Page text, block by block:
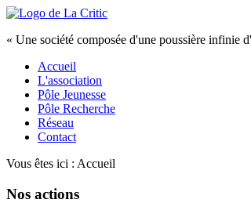
« Une société composée d'une poussière infinie
Accueil
L'association
Pôle Jeunesse
Pôle Recherche
Réseau
Contact
Vous êtes ici : Accueil
Nos actions